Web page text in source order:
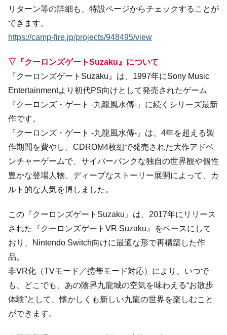
リターン等の詳細も、特設ページからチェックすることが
できます。
https://camp-fire.jp/projects/948495/view
▽『クーロンズゲートSuzaku』について
『クーロンズゲートSuzaku』は、1997年にSony Music
Entertainmentより初代PS向けとして発売されたゲーム
『クーロンズ・ゲート -九龍風水傳-』に続くシリーズ最新
作です。
『クーロンズ・ゲート -九龍風水傳-』は、4年を超える製
作期間を費やし、CDROM4枚組で発売された大作アドベ
ンチャーゲームで、サイバーパンクな独自の世界観や個性
豊かな登場人物、ディープなストーリー展開によって、カ
ルト的な人気を博しました。
この『クーロンズゲートSuzaku』は、2017年にリリース
された『クーロンズゲートVR Suzaku』をベースにして
おり、Nintendo Switch向けに最適な形で再構築した作
品。
非VR化（TVモード／携帯モード対応）により、いつで
も、どこでも、あの陰界九龍城の空気を味わえる“お散歩
体験”として、懐かしくも新しい九龍の世界を楽しむこと
ができます。